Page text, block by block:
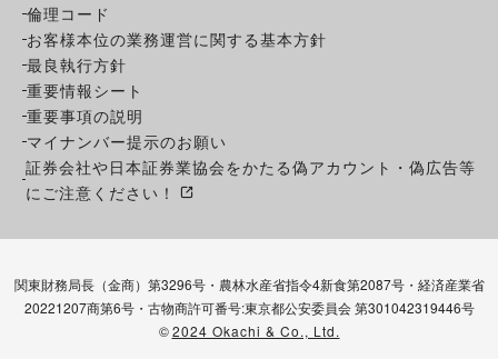
倫理コード
お客様本位の業務運営に関する基本方針
最良執行方針
重要情報シート
重要事項の説明
マイナンバー提示のお願い
証券会社や日本証券業協会をかたる偽アカウント・偽広告等
にご注意ください！
関東財務局長（金商）第3296号・農林水産省指令4新食第2087号・経済産業省
20221207商第6号・古物商許可番号:東京都公安委員会 第301042319446号
©2024 Okachi & Co., Ltd.